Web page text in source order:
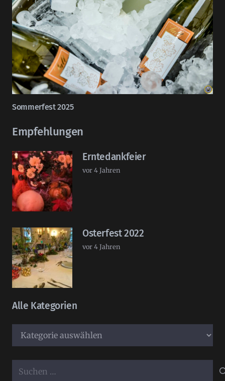
Sommerfest 2025
Empfehlungen
Erntedankfeier
vor 4 Jahren
Osterfest 2022
vor 4 Jahren
Alle Kategorien
Alle
Kategorien
Suchen